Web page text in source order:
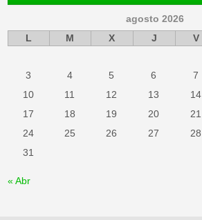
agosto 2026
L
M X J V
3
4 5 6 7
10
11 12 13 14
17
18 19 20 21
24
25 26 27 28
31
« Abr